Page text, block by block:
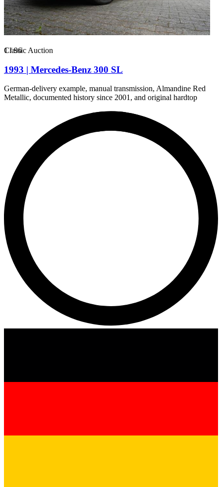
1/96
Classic Auction
1993 | Mercedes-Benz 300 SL
German-delivery example, manual transmission, Almandine Red
Metallic, documented history since 2001, and original hardtop